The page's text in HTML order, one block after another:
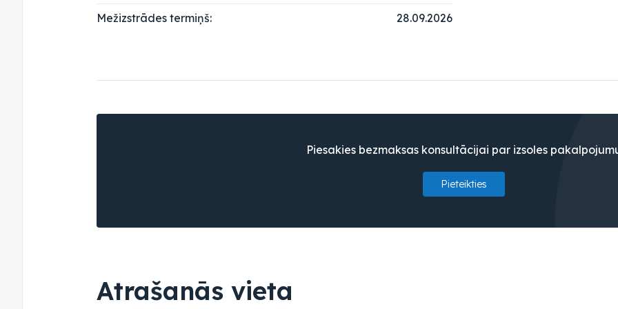
Mežizstrādes termiņš: 28.09.2026
Piesakies bezmaksas konsultācijai par izsoles
Pieteikties
Atrašanās vieta